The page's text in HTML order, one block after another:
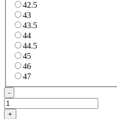
42.5
43
43.5
44
44.5
45
46
47
-
+